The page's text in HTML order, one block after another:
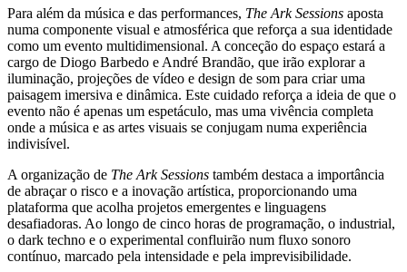
Para além da música e das performances, The Ark Sessions aposta
numa componente visual e atmosférica que reforça a sua identidade
como um evento multidimensional. A conceção do espaço estará a
cargo de Diogo Barbedo e André Brandão, que irão explorar a
iluminação, projeções de vídeo e design de som para criar uma
paisagem imersiva e dinâmica. Este cuidado reforça a ideia de que o
evento não é apenas um espetáculo, mas uma vivência completa
onde a música e as artes visuais se conjugam numa experiência
indivisível.
A organização de The Ark Sessions também destaca a importância
de abraçar o risco e a inovação artística, proporcionando uma
plataforma que acolha projetos emergentes e linguagens
desafiadoras. Ao longo de cinco horas de programação, o industrial,
o dark techno e o experimental confluirão num fluxo sonoro
contínuo, marcado pela intensidade e pela imprevisibilidade.